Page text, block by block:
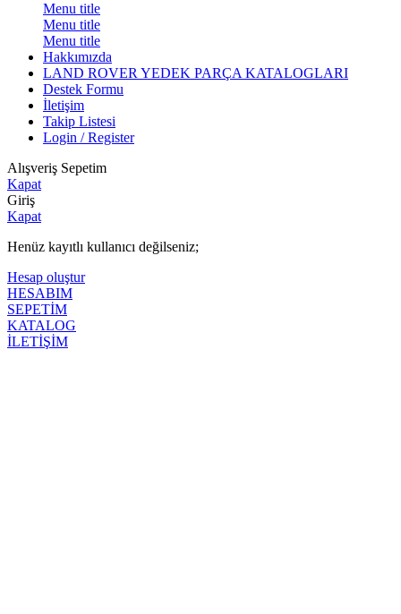
Menu title
Menu title
Menu title
Hakkımızda
LAND ROVER YEDEK PARÇA KATALOGLARI
Destek Formu
İletişim
Takip Listesi
Login / Register
Alışveriş Sepetim
Kapat
Giriş
Kapat
Henüz kayıtlı kullanıcı değilseniz;
Hesap oluştur
HESABIM
SEPETİM
KATALOG
İLETİŞİM